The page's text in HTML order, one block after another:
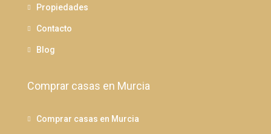
Propiedades
Contacto
Blog
Comprar casas en Murcia
Comprar casas en Murcia